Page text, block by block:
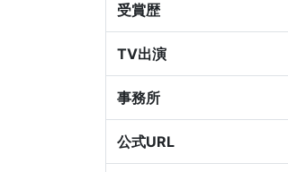
受賞歴
TV出演
事務所
公式URL